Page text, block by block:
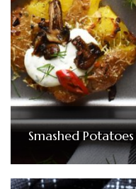
Smashed